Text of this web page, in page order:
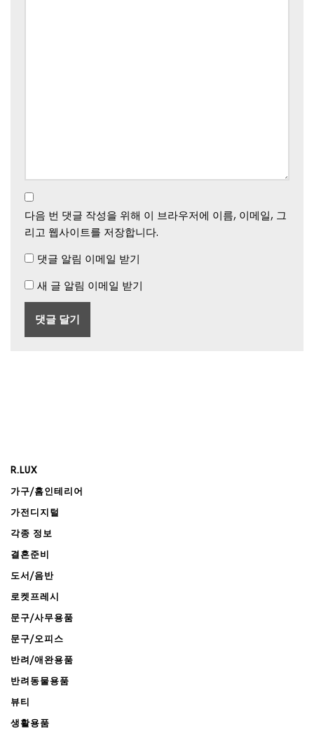
다음 번 댓글 작성을 위해 이 브라우저에 이름, 이메일, 그
리고 웹사이트를 저장합니다.
댓글 알림 이메일 받기
새 글 알림 이메일 받기
R.LUX
가구/홈인테리어
가전디지털
각종 정보
결혼준비
도서/음반
로켓프레시
문구/사무용품
문구/오피스
반려/애완용품
반려동물용품
뷰티
생활용품